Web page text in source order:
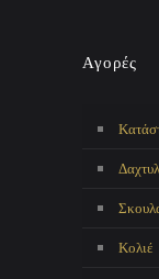
Αγορές
Κολιέ